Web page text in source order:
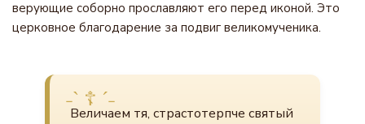
верующие соборно прославляют его перед иконой. Это
церковное благодарение за подвиг великомученика.
Величаем тя, страстотерпче святый